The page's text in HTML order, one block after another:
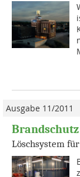
Ausgabe 11/2011
Löschsystem